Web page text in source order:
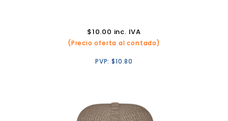
$10.00 inc. IVA
(Precio oferta al contado)
PVP:$10.80